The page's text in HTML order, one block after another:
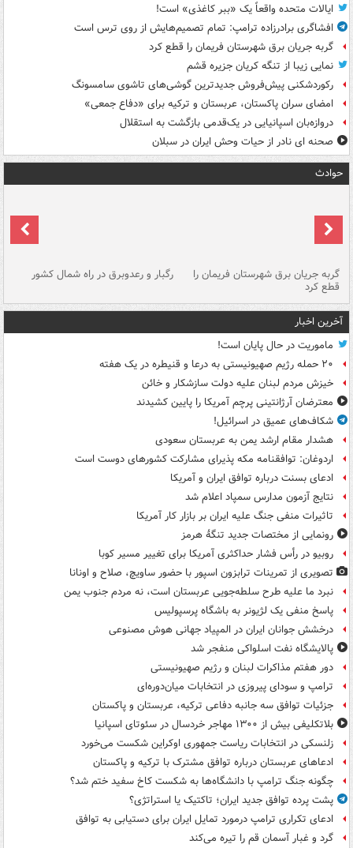
ایالات متحده واقعاً یک «ببر کاغذی» است!
افشاگری برادرزاده ترامپ: تمام تصمیم‌هایش از روی ترس است
گربه جریان برق شهرستان فریمان را قطع کرد
نمایی زیبا از تنگه کریان جزیره قشم
رکوردشکنی پیش‌فروش جدیدترین گوشی‌های تاشوی سامسونگ
امضای سران پاکستان، عربستان و ترکیه برای «دفاع جمعی»
دروازه‌بان اسپانیایی در یک‌قدمی بازگشت به استقلال
صحنه ای نادر از حیات وحش ایران در سبلان
حوادث
گربه جریان برق شهرستان فریمان را
قطع کرد
رگبار و رعدوبرق در راه شمال کشور
آخرین اخبار
ماموریت در حال پایان است!
۲۰ حمله رژیم صهیونیستی به درعا و قنیطره در یک هفته
خیزش مردم لبنان علیه دولت سازشکار و خائن
معترضان آرژانتینی پرچم آمریکا را پایین کشیدند
شکاف‌های عمیق در اسرائیل!
هشدار مقام ارشد یمن به عربستان سعودی
اردوغان: توافقنامه مکه پذیرای مشارکت کشورهای دوست است
ادعای بسنت درباره توافق ایران و آمریکا
نتایج آزمون مدارس سمپاد اعلام شد
تاثیرات منفی جنگ علیه ایران بر بازار کار آمریکا
رونمایی از مختصات جدید تنگۀ هرمز
روبیو در رأس فشار حداکثری آمریکا برای تغییر مسیر کوبا
تصویری از تمرینات ترابزون اسپور با حضور ساویچ، صلاح و اونانا
نبرد ما علیه طرح سلطه‌جویی عربستان است، نه مردم جنوب یمن
پاسخ منفی یک لژیونر به باشگاه پرسپولیس
درخشش جوانان ایران در المپیاد جهانی هوش مصنوعی
پالایشگاه نفت اسلواکی منفجر شد
دور هفتم مذاکرات لبنان و رژیم صهیونیستی
ترامپ و سودای پیروزی در انتخابات میان‌دوره‌ای
جزئیات توافق سه جانبه دفاعی ترکیه، عربستان و پاکستان
بلاتکلیفی بیش از ۱۳۰۰ مهاجر خردسال در سئوتای اسپانیا
زلنسکی در انتخابات ریاست جمهوری اوکراین شکست می‌خورد
ادعاهای عربستان درباره توافق مشترک با ترکیه و پاکستان
چگونه جنگ ترامپ با دانشگاه‌ها به شکست کاخ سفید ختم شد؟
پشت پرده توافق جدید ایران؛ تاکتیک یا استراتژی؟
ادعای تکراری ترامپ درمورد تمایل ایران برای دستیابی به توافق
گرد و غبار آسمان قم را تیره می‌کند